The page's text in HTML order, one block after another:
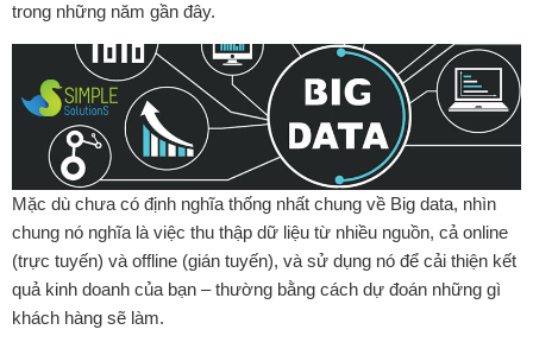
trong những năm gần đây.
Mặc dù chưa có định nghĩa thống nhất chung về Big data, nhìn
chung nó nghĩa là việc thu thập dữ liệu từ nhiều nguồn, cả online
(trực tuyến) và offline (gián tuyến), và sử dụng nó để cải thiện kết
quả kinh doanh của bạn – thường bằng cách dự đoán những gì
khách hàng sẽ làm.